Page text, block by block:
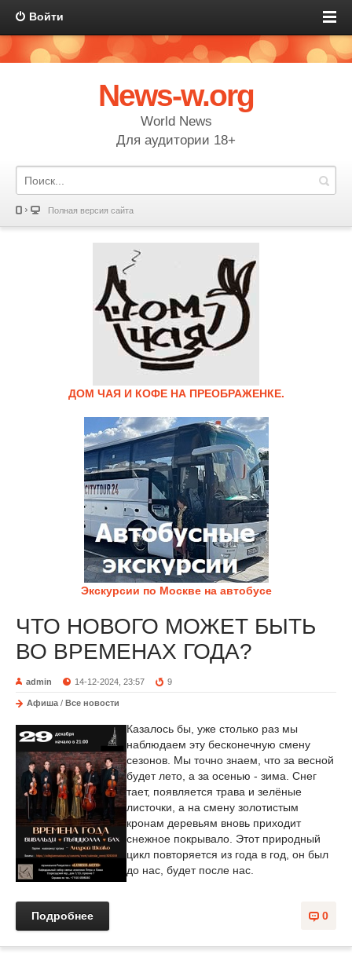
Войти
News-w.org
World News
Для аудитории 18+
Полная версия сайта
ДОМ ЧАЯ И КОФЕ НА ПРЕОБРАЖЕНКЕ.
Экскурсии по Москве на автобусе
ЧТО НОВОГО МОЖЕТ БЫТЬ
ВО ВРЕМЕНАХ ГОДА?
admin 14-12-2024, 23:57 9
Афиша / Все новости
Казалось бы, уже столько раз мы
наблюдаем эту бесконечную смену
сезонов. Мы точно знаем, что за весной
будет лето, а за осенью - зима. Снег
тает, появляется трава и зелёные
листочки, а на смену золотистым
кронам деревьям вновь приходит
снежное покрывало. Этот природный
цикл повторяется из года в год, он был
до нас, будет после нас.
0
Подробнее